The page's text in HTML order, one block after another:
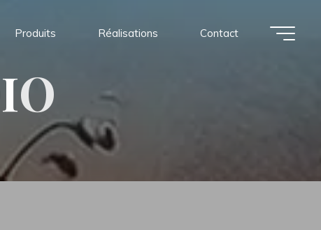
Produits Réalisations Contact
IO